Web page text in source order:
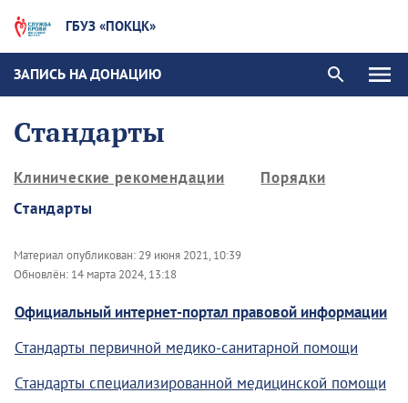
ГБУЗ «ПОКЦК»
ЗАПИСЬ НА ДОНАЦИЮ
Стандарты
Клинические рекомендации
Порядки
Стандарты
Материал опубликован: 29 июня 2021, 10:39
Обновлён: 14 марта 2024, 13:18
Официальный интернет-портал правовой информации
Стандарты первичной медико-санитарной помощи
Стандарты специализированной медицинской помощи